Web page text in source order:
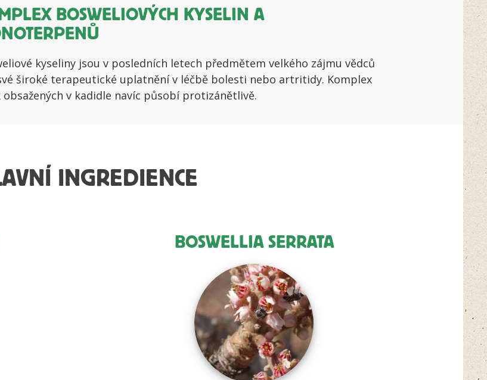
BOSWELIOVÝCH KYSELIN A
kyseliny jsou v posledních letech předmětem velkého zájmu vědců
široké terapeutické uplatnění v léčbě bolesti nebo artritidy. Komplex
obsažených v kadidle navíc působí protizánětlivě.
INGREDIENCE
BOSWELLIA SERRATA